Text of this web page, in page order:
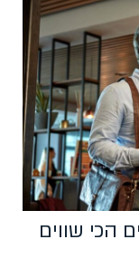
הכי שווים